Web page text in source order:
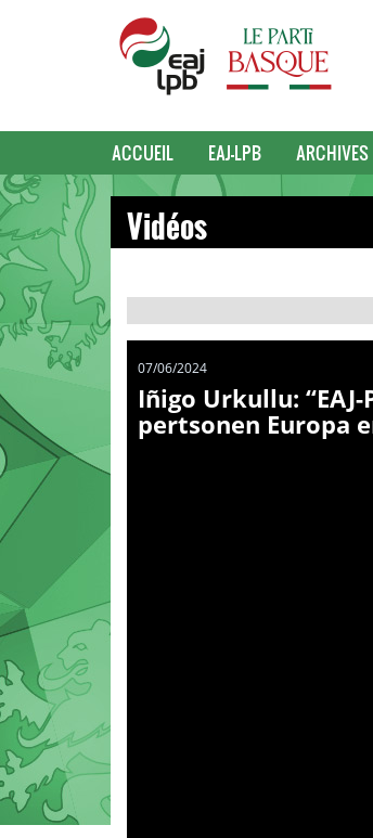
ACCUEIL EAJ-LPB ARCHIVES
Vidéos
07/06/2024
Iñigo Urkullu:
pertsonen Europa